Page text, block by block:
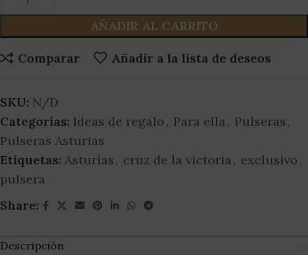
AÑADIR AL CARRITO
Comparar Añadir a la lista de deseos
SKU: N/D
Categorías: Ideas de regalo, Para ella, Pulseras,
Pulseras Asturias
Etiquetas: Asturias, cruz de la victoria, exclusivo,
pulsera
Share:
Descripción